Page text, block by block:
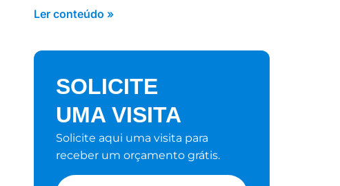
Ler conteúdo »
SOLICITE
UMA VISITA
Solicite aqui uma visita para
receber um orçamento grátis.